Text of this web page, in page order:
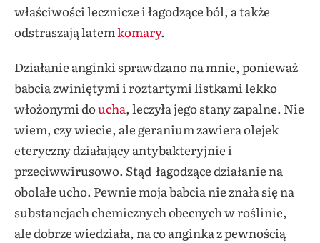
właściwości lecznicze i łagodzące ból, a także
odstraszają latemkomary.
Działanie anginki sprawdzano na mnie, ponieważ
babcia zwiniętymi i roztartymi listkami lekko
włożonymi doucha, leczyła jego stany zapalne. Nie
wiem, czy wiecie, ale geranium zawiera olejek
eteryczny działający antybakteryjnie i
przeciwwirusowo. Stąd łagodzące działanie na
obolałe ucho. Pewnie moja babcia nie znała się na
substancjach chemicznych obecnych w roślinie,
ale dobrze wiedziała, na co anginka z pewnością